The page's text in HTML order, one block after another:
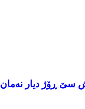
سێ ڕۆژ دیار نەمان